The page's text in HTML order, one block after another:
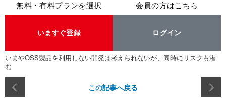
無料・有料プランを選択
いますぐ登録
会員の方はこちら
ログイン
いまやOSS製品を利用しない開発は考えられないが、同時にリスクも潜
む
この記事へ戻る